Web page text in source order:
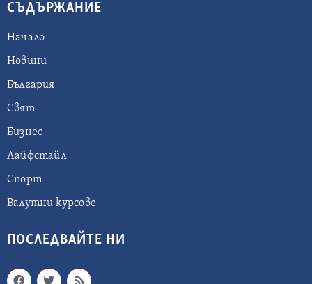
СЪДЪРЖАНИЕ
Начало
Новини
България
Свят
Бизнес
Лайфстайл
Спорт
Валутни курсове
ПОСЛЕДВАЙТЕ НИ